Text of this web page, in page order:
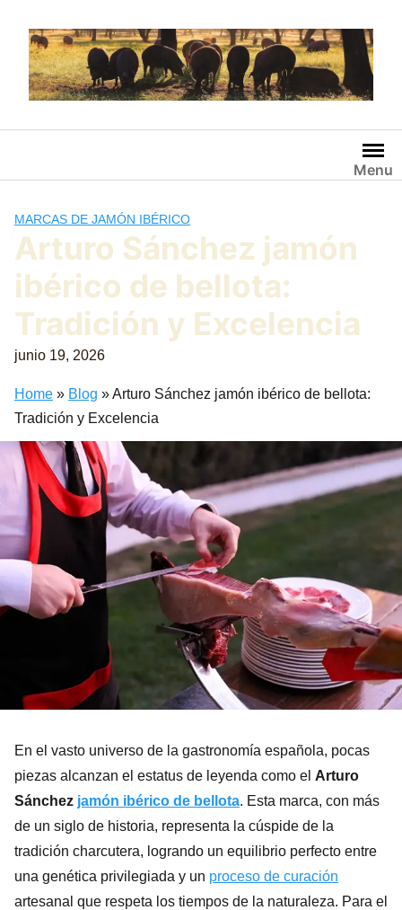
contenido
Menu
MARCAS DE JAMÓN IBÉRICO
Arturo Sánchez jamón
ibérico de bellota:
Tradición y Excelencia
junio 19, 2026
Home » Blog »Arturo Sánchez jamón ibérico de bellota:
Tradición y Excelencia
En el vasto universo de la gastronomía española, pocas
piezas alcanzan el estatus de leyenda como el Arturo
Sánchez jamón ibérico de bellota. Esta marca, con más
de un siglo de historia, representa la cúspide de la
tradición charcutera, logrando un equilibrio perfecto entre
una genética privilegiada y un proceso de curación
artesanal que respeta los tiempos de la naturaleza. Para el